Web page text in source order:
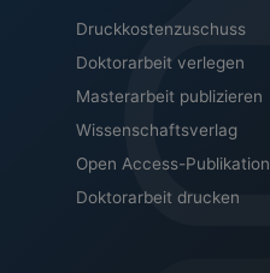
Druckkostenzuschuss
Doktorarbeit verlegen
Masterarbeit publizieren
Wissenschaftsverlag
Open Access-Publikation
Doktorarbeit drucken